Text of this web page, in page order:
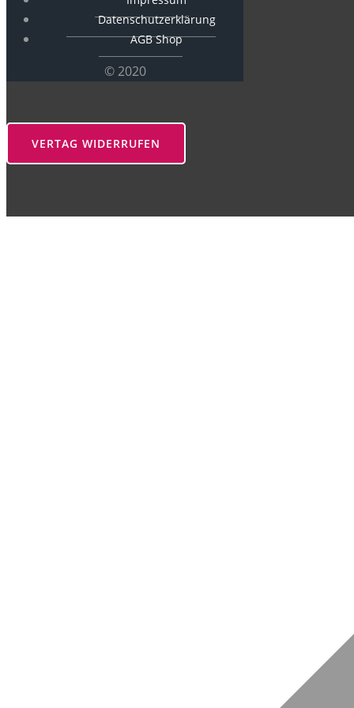
Datenschutzerklärung
AGB Shop
© 2020
VERTAG WIDERRUFEN